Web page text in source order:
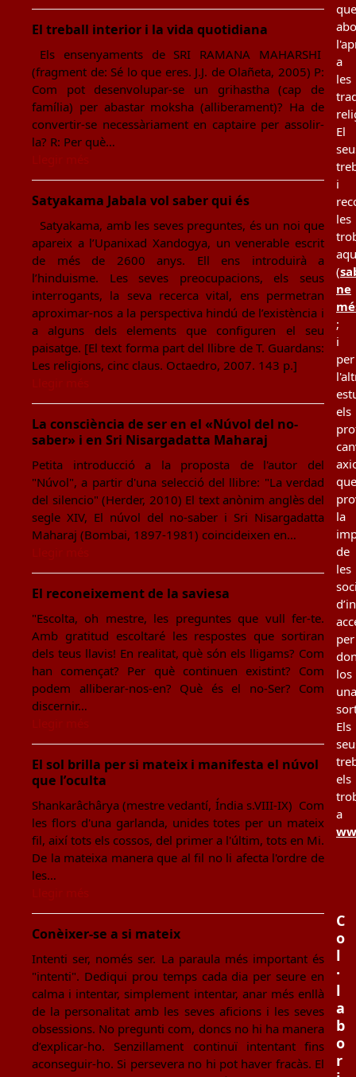
El treball interior i la vida quotidiana
Els ensenyaments de SRI RAMANA MAHARSHI
(fragment de: Sé lo que eres. J.J. de Olañeta, 2005) P:
Com pot desenvolupar-se un grihastha (cap de
família) per abastar moksha (alliberament)? Ha de
convertir-se necessàriament en captaire per assolir-
la? R: Per què…
Satyakama Jabala vol saber qui és
Satyakama, amb les seves preguntes, és un noi que
apareix a l’Upanixad Xandogya, un venerable escrit
de més de 2600 anys. Ell ens introduirà a
l’hinduisme. Les seves preocupacions, els seus
interrogants, la seva recerca vital, ens permetran
aproximar-nos a la perspectiva hindú de l’existència i
a alguns dels elements que configuren el seu
paisatge. [El text forma part del llibre de T. Guardans:
Les religions, cinc claus. Octaedro, 2007. 143 p.]
La consciència de ser en el «Núvol del no-
saber» i en Sri Nisargadatta Maharaj
Petita introducció a la proposta de l'autor del
"Núvol", a partir d'una selecció del llibre: "La verdad
del silencio" (Herder, 2010) El text anònim anglès del
segle XIV, El núvol del no-saber i Sri Nisargadatta
Maharaj (Bombai, 1897-1981) coincideixen en…
El reconeixement de la saviesa
"Escolta, oh mestre, les preguntes que vull fer-te.
Amb gratitud escoltaré les respostes que sortiran
dels teus llavis! En realitat, què són els lligams? Com
han començat? Per què continuen existint? Com
podem alliberar-nos-en? Què és el no-Ser? Com
discernir…
El sol brilla per si mateix i manifesta el núvol
que l’oculta
Shankarâchârya (mestre vedantí, Índia s.VIII-IX) Com
les flors d'una garlanda, unides totes per un mateix
fil, així tots els cossos, del primer a l'últim, tots en Mi.
De la mateixa manera que al fil no li afecta l'ordre de
les…
Conèixer-se a si mateix
Intenti ser, només ser. La paraula més important és
"intenti". Dediqui prou temps cada dia per seure en
calma i intentar, simplement intentar, anar més enllà
de la personalitat amb les seves aficions i les seves
obsessions. No pregunti com, doncs no hi ha manera
d’explicar-ho. Senzillament continuï intentant fins
aconseguir-ho. Si persevera no hi pot haver fracàs. El
que
a
les
El
i
les
(
ne
;
i
per
els
que
la
de
les
per
los
una
Els
els
a
C
o
l
·
l
a
b
o
r